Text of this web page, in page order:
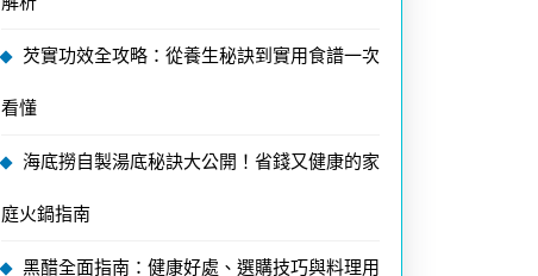
芡實功效全攻略：從養生秘訣到實用食譜一次
看懂
海底撈自製湯底秘訣大公開！省錢又健康的家
庭火鍋指南
黑醋全面指南：健康好處、選購技巧與料理用